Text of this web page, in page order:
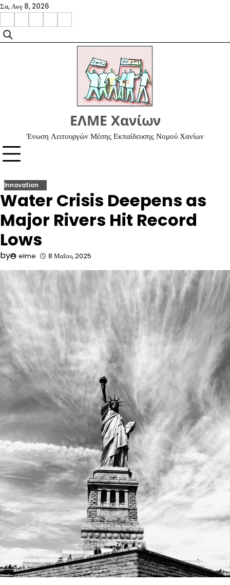
Skip
content
Σα, Αυγ 8, 2026
facebook
instagram
google
x youtube
ΕΛΜΕ Χανίων
Ένωση Λειτουργών Μέσης Εκπαίδευσης Νομού Χανίων
Innovation
Water Crisis Deepens as
Major Rivers Hit Record
Lows
by elme 8 Μαΐου, 2025